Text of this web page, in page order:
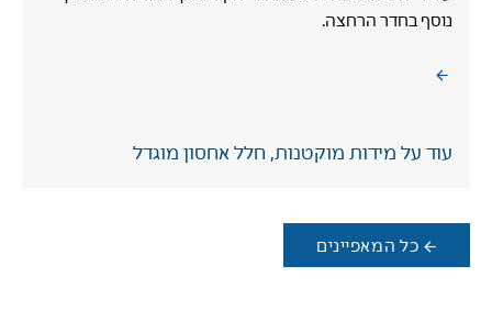
נוסף בחדר הרחצה.
עוד על מידות מוקטנות, חלל אחסון מוגדל
כל המאפיינים